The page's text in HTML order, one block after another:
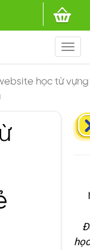
học từ vựng